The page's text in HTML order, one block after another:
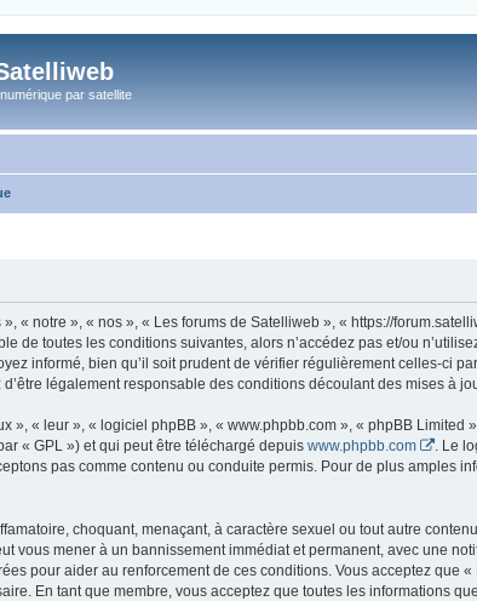
par satellite
« notre », « nos », « Les forums de Satelliweb », « https://
de toutes les conditions suivantes, alors n’accédez pas et/ou
informé, bien qu’il soit prudent de vérifier régulièrement celles-ci
légalement responsable des conditions découlant des mises à
», « leur », « logiciel phpBB », « www.phpbb.com », « phpBB Limited
« GPL ») et qui peut être téléchargé depuis www.phpbb.com
. Le
pas comme contenu ou conduite permis. Pour de plus amples
choquant, menaçant, à caractère sexuel ou tout autre
vous mener à un bannissement immédiat et permanent, avec une
pour aider au renforcement de ces conditions. Vous acceptez que
En tant que membre, vous acceptez que toutes les informations